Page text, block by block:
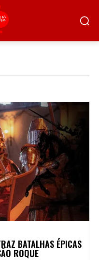
BATALHAS ÉPICAS
ROQUE